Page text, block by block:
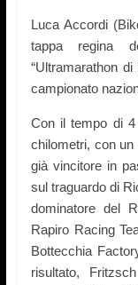
Luca Accordi
tappa regina
“Ultramarathon
campionato
Con il tempo di
chilometri, con
già vincitore in
sul traguardo di
dominatore del
Rapiro Racing
Bottecchia
risultato,